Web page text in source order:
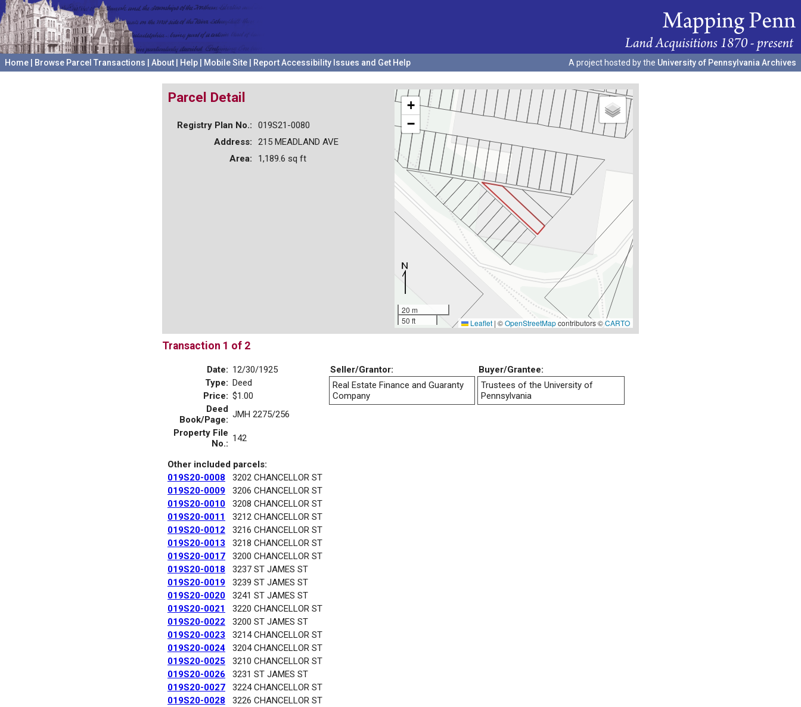
Home Browse Parcel Transactions About Help Mobile Site Report Accessibility Issues and Get Help A project hosted by the University of Pennsylvania Archives
+
−
20 m
50 ft
Leaflet | ©OpenStreetMapcontributors ©CARTO
Parcel Detail
Registry Plan No.:
019S21-0080
Address:
215 MEADLAND AVE
Area:
1,189.6 sq ft
Transaction 1 of 2
Date: 12/30/1925
Type: Deed
Price: $1.00
Deed
Book/Page: JMH 2275/256
Property File
No.: 142
Other included parcels:
019S20-0008
3202 CHANCELLOR ST
019S20-0009
3206 CHANCELLOR ST
019S20-0010
3208 CHANCELLOR ST
019S20-0011
3212 CHANCELLOR ST
019S20-0012
3216 CHANCELLOR ST
019S20-0013
3218 CHANCELLOR ST
019S20-0017
3200 CHANCELLOR ST
019S20-0018
3237 ST JAMES ST
019S20-0019
3239 ST JAMES ST
019S20-0020
3241 ST JAMES ST
019S20-0021
3220 CHANCELLOR ST
019S20-0022
3200 ST JAMES ST
019S20-0023
3214 CHANCELLOR ST
019S20-0024
3204 CHANCELLOR ST
019S20-0025
3210 CHANCELLOR ST
019S20-0026
3231 ST JAMES ST
019S20-0027
3224 CHANCELLOR ST
019S20-0028
3226 CHANCELLOR ST
Seller/Grantor:
Buyer/Grantee:
Real Estate Finance and Guaranty
Company
Trustees of the University of
Pennsylvania